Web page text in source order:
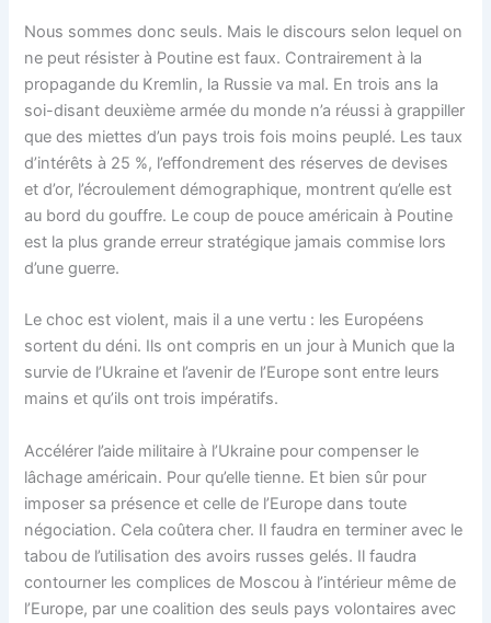
Nous sommes donc seuls. Mais le discours selon lequel on
ne peut résister à Poutine est faux. Contrairement à la
propagande du Kremlin, la Russie va mal. En trois ans la
soi-disant deuxième armée du monde n’a réussi à grappiller
que des miettes d’un pays trois fois moins peuplé. Les taux
d’intérêts à 25 %, l’effondrement des réserves de devises
et d’or, l’écroulement démographique, montrent qu’elle est
au bord du gouffre. Le coup de pouce américain à Poutine
est la plus grande erreur stratégique jamais commise lors
d’une guerre.
Le choc est violent, mais il a une vertu : les Européens
sortent du déni. Ils ont compris en un jour à Munich que la
survie de l’Ukraine et l’avenir de l’Europe sont entre leurs
mains et qu’ils ont trois impératifs.
Accélérer l’aide militaire à l’Ukraine pour compenser le
lâchage américain. Pour qu’elle tienne. Et bien sûr pour
imposer sa présence et celle de l’Europe dans toute
négociation. Cela coûtera cher. Il faudra en terminer avec le
tabou de l’utilisation des avoirs russes gelés. Il faudra
contourner les complices de Moscou à l’intérieur même de
l’Europe, par une coalition des seuls pays volontaires avec